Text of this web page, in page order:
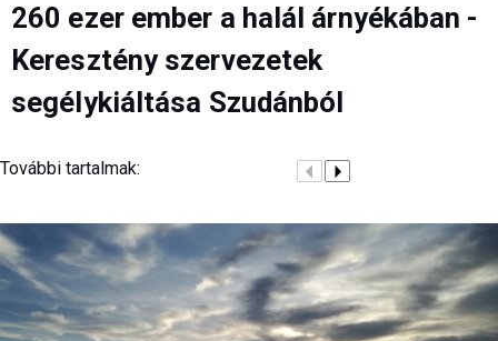
260 ezer ember a halál árnyékában -
Keresztény szervezetek
segélykiáltása Szudánból
További tartalmak: